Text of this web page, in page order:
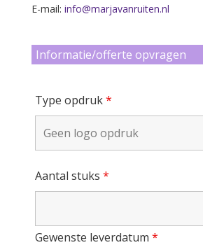
E-mail: info@marjavanruiten.nl
Informatie/offerte opvragen
Type opdruk*
Aantal stuks *
Gewenste leverdatum *